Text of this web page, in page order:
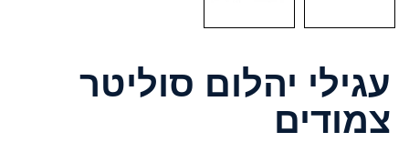
עגילי יהלום סוליטר
צמודים